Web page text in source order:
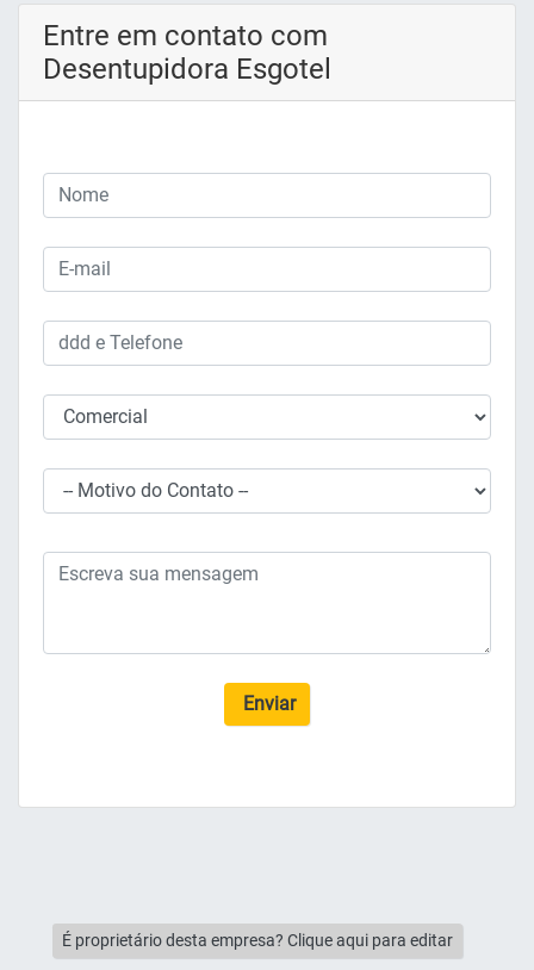
Entre em contato com
Desentupidora Esgotel
Enviar
É proprietário desta empresa? Clique aqui para editar